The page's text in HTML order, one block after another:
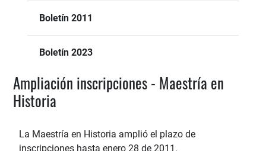
Boletín 2011
Boletín 2023
Ampliación inscripciones - Maestría en
Historia
La Maestría en Historia amplió el plazo de
inscripciones hasta enero 28 de 2011.